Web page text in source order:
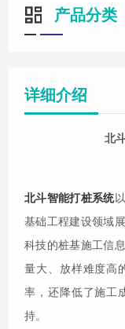
产品分类
详细介绍
北
北斗智能打桩系统
基础工程建设领域
科技的桩基施工信
量大、放样难度高
率，还降低了施工
持。